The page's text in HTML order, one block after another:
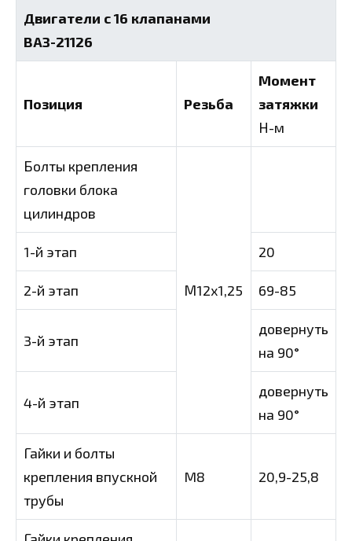
Двигатели с 16 клапанами
ВАЗ-21126
Позиция Резьба
Момент
затяжки
Н-м
Болты крепления
головки блока
цилиндров
М12х1,25
1-й этап 20
2-й этап 69-85
3-й этап
довернуть
на 90°
4-й этап
довернуть
на 90°
Гайки и болты
крепления впускной
трубы
M8 20,9-25,8